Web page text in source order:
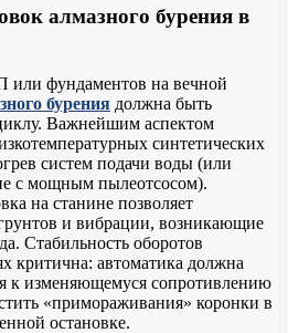
алмазного бурения в
фундаментов на вечной
бурения должна быть
Важнейшим аспектом
синтетических
систем подачи воды (или
с мощным пылеотсосом).
на станине позволяет
и вибрации, возникающие
Стабильность оборотов
критична: автоматика должна
к изменяющемуся сопротивлению
«примораживания» коронки в
остановке.